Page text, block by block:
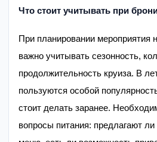
Что стоит учитывать при
При планировании мероприятия
важно учитывать сезонность,
продолжительность круиза. В
пользуются особой
стоит делать заранее.
вопросы питания: предлагают ли